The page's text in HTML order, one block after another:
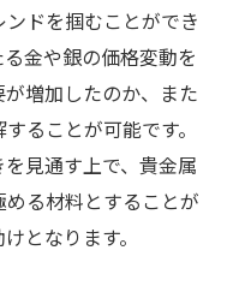
める方法
の未来像
た準備
要素とその役割
ドを掴むことができ
金や銀の価格変動を
増加したのか、また
ることが可能です。
見通す上で、貴金属
る材料とすることが
となります。